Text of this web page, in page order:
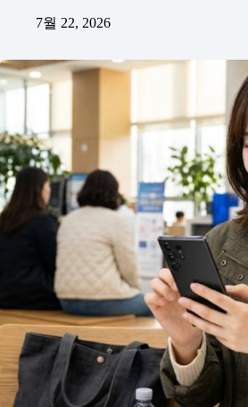
7월 22, 2026